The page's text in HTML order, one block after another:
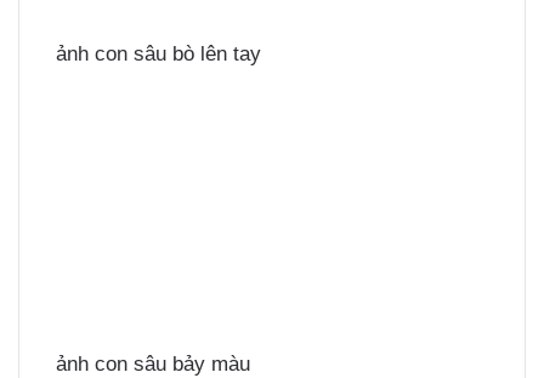
ảnh con sâu bò lên tay
ảnh con sâu bảy màu